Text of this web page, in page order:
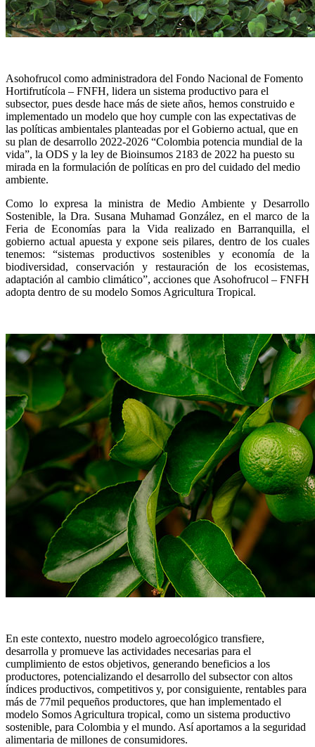
Asohofrucol como administradora del Fondo Nacional de Fomento
Hortifrutícola – FNFH, lidera un sistema productivo para el
subsector, pues desde hace más de siete años, hemos construido e
implementado un modelo que hoy cumple con las expectativas de
las políticas ambientales planteadas por el Gobierno actual, que en
su plan de desarrollo 2022-2026 “Colombia potencia mundial de la
vida”, la ODS y la ley de Bioinsumos 2183 de 2022 ha puesto su
mirada en la formulación de políticas en pro del cuidado del medio
ambiente.
Como lo expresa la ministra de Medio Ambiente y Desarrollo
Sostenible, la Dra. Susana Muhamad González, en el marco de la
Feria de Economías para la Vida realizado en Barranquilla, el
gobierno actual apuesta y expone seis pilares, dentro de los cuales
tenemos: “sistemas productivos sostenibles y economía de la
biodiversidad, conservación y restauración de los ecosistemas,
adaptación al cambio climático”, acciones que Asohofrucol – FNFH
adopta dentro de su modelo Somos Agricultura Tropical.
En este contexto, nuestro modelo agroecológico transfiere,
desarrolla y promueve las actividades necesarias para el
cumplimiento de estos objetivos, generando beneficios a los
productores, potencializando el desarrollo del subsector con altos
índices productivos, competitivos y, por consiguiente, rentables para
más de 77mil pequeños productores, que han implementado el
modelo Somos Agricultura tropical, como un sistema productivo
sostenible, para Colombia y el mundo. Así aportamos a la seguridad
alimentaria de millones de consumidores.